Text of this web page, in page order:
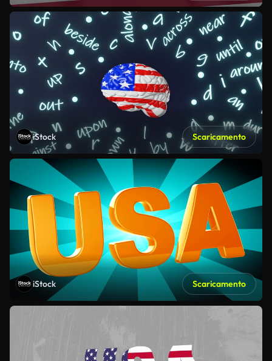
iStock Scaricamento
iStock Scaricamento